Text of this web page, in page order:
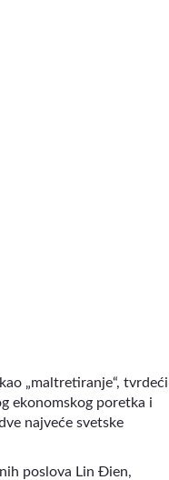
„maltretiranje“, tvrdeći
ekonomskog poretka i
najveće svetske
poslova Lin Đien,